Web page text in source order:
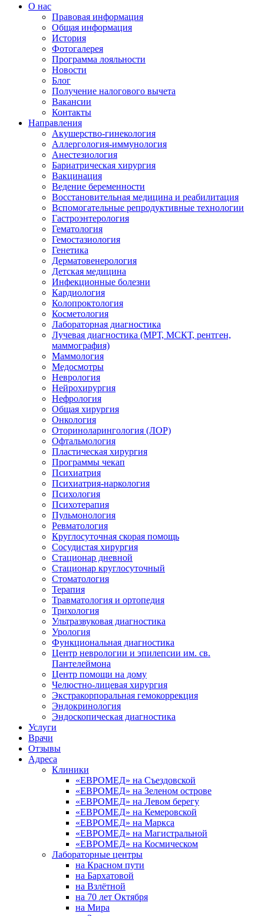
О нас
Правовая информация
Общая информация
История
Фотогалерея
Программа лояльности
Новости
Блог
Получение налогового вычета
Вакансии
Контакты
Направления
Акушерство-гинекология
Аллергология-иммунология
Анестезиология
Бариатрическая хирургия
Вакцинация
Ведение беременности
Восстановительная медицина и реабилитация
Вспомогательные репродуктивные технологии
Гастроэнтерология
Гематология
Гемостазиология
Генетика
Дерматовенерология
Детская медицина
Инфекционные болезни
Кардиология
Колопроктология
Косметология
Лабораторная диагностика
Лучевая диагностика (МРТ, МСКТ, рентген,
маммография)
Маммология
Медосмотры
Неврология
Нейрохирургия
Нефрология
Общая хирургия
Онкология
Оториноларингология (ЛОР)
Офтальмология
Пластическая хирургия
Программы чекап
Психиатрия
Психиатрия-наркология
Психология
Психотерапия
Пульмонология
Ревматология
Круглосуточная скорая помощь
Сосудистая хирургия
Стационар дневной
Стационар круглосуточный
Стоматология
Терапия
Травматология и ортопедия
Трихология
Ультразвуковая диагностика
Урология
Функциональная диагностика
Центр неврологии и эпилепсии им. св.
Пантелеймона
Центр помощи на дому
Челюстно-лицевая хирургия
Экстракорпоральная гемокоррекция
Эндокринология
Эндоскопическая диагностика
Услуги
Врачи
Отзывы
Адреса
Клиники
«ЕВРОМЕД» на Съездовской
«ЕВРОМЕД» на Зеленом острове
«ЕВРОМЕД» на Левом берегу
«ЕВРОМЕД» на Кемеровской
«ЕВРОМЕД» на Маркса
«ЕВРОМЕД» на Магистральной
«ЕВРОМЕД» на Космическом
Лабораторные центры
на Красном пути
на Бархатовой
на Взлётной
на 70 лет Октября
на Мира